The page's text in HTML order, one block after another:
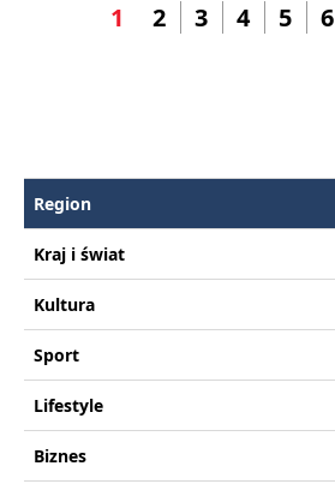
1 2 3 4 5 6
Region
Kraj i świat
Kultura
Sport
Lifestyle
Biznes